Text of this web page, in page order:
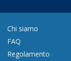
Chi siamo
FAQ
Regolamento